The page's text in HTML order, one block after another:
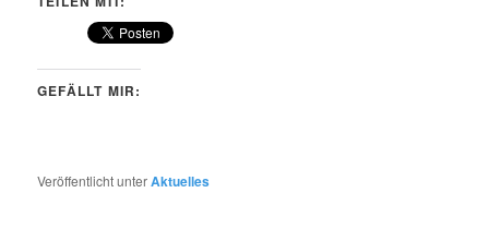
GEFÄLLT MIR:
Veröffentlicht unterAktuelles